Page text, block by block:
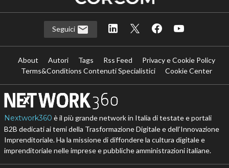
Seguici
About Autori Tags Rss Feed
Privacy e Cookie Policy
Terms&Conditions Contenuti Specialistici
Cookie Center
Nextwork360 è il più grande network in Italia di testate e portali
B2B dedicati ai temi della Trasformazione Digitale e dell’Innovazione
Imprenditoriale. Ha la missione di diffondere la cultura digitale e
imprenditoriale nelle imprese e pubbliche amministrazioni italiane.